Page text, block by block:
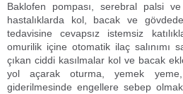
Baklofen pompası, serebral palsi
hastalıklarda kol, bacak ve
tedavisine cevapsız istemsiz
omurilik içine otomatik ilaç salınımı
çıkan ciddi kasılmalar kol ve bacak
yol açarak oturma, yemek
giderilmesinde engellere sebep